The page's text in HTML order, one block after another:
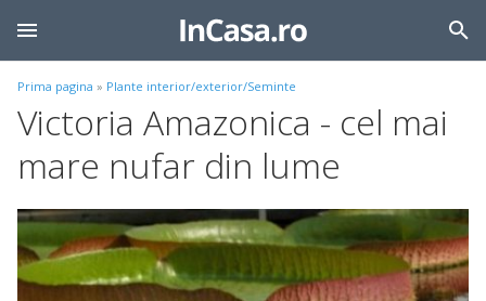
Prima pagina » Plante interior/exterior/Seminte
Victoria Amazonica - cel mai
mare nufar din lume